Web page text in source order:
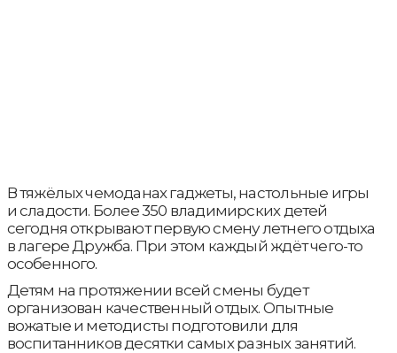
В тяжёлых чемоданах гаджеты, настольные игры
и сладости. Более 350 владимирских детей
сегодня открывают первую смену летнего отдыха
в лагере Дружба. При этом каждый ждёт чего-то
особенного.
Детям на протяжении всей смены будет
организован качественный отдых. Опытные
вожатые и методисты подготовили для
воспитанников десятки самых разных занятий.